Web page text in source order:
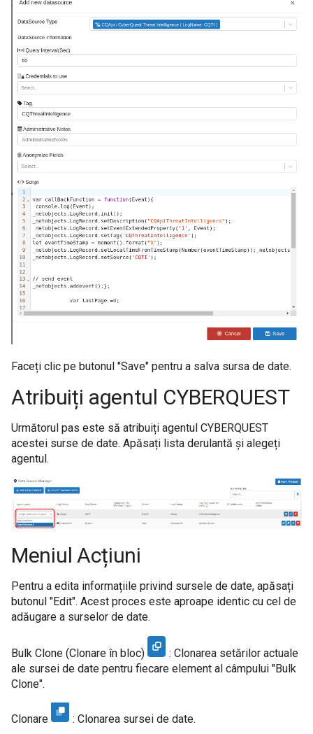
Faceți clic pe butonul "Save" pentru a salva sursa de date.
Atribuiți agentul CYBERQUEST
Următorul pas este să atribuiți agentul CYBERQUEST
acestei surse de date. Apăsați lista derulantă și alegeți
agentul.
Meniul Acțiuni
Pentru a edita informațiile privind sursele de date, apăsați
butonul "Edit". Acest proces este aproape identic cu cel de
adăugare a surselor de date.
Bulk Clone (Clonare în bloc)
: Clonarea setărilor actuale
ale sursei de date pentru fiecare element al câmpului "Bulk
Clone".
Clonare : Clonarea sursei de date.